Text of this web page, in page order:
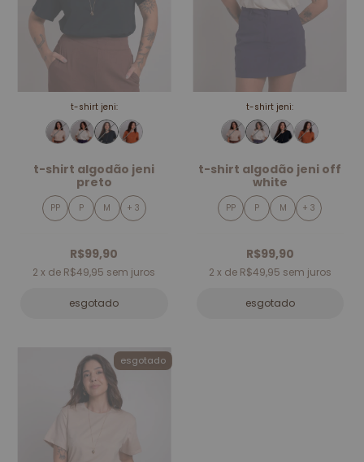
t-shirt jeni:
t-shirt algodão jeni
preto
PP P M + 3
R$99,90
2 x de R$49,95 sem juros
esgotado
t-shirt jeni:
t-shirt algodão jeni off
white
PP P M + 3
R$99,90
2 x de R$49,95 sem juros
esgotado
esgotado